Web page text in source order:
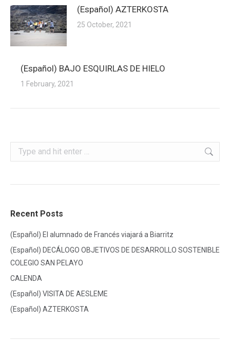
(Español) AZTERKOSTA
25 October, 2021
(Español) BAJO ESQUIRLAS DE HIELO
1 February, 2021
Search:
Recent Posts
(Español) El alumnado de Francés viajará a Biarritz
(Español) DECÁLOGO OBJETIVOS DE DESARROLLO SOSTENIBLE
COLEGIO SAN PELAYO
CALENDA
(Español) VISITA DE AESLEME
(Español) AZTERKOSTA